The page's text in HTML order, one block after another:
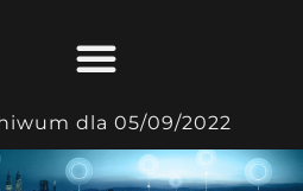
dla 05/09/2022